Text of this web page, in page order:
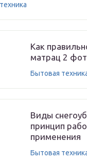
Как
матрац 2
Бытовая
Виды
принцип
применения
Бытовая